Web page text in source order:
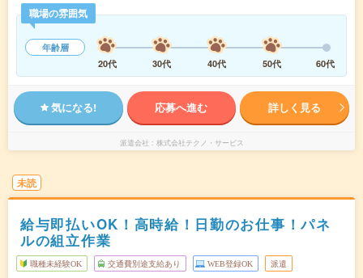
職場の雰囲気
年齢層
20代
30代 40代 50代 60代
気になる! 応募へ進む 詳しく見る
派遣会社 株式会社テクノ・サービス
未読
給与即払いOK！高時給！日勤のお仕事！パネ
ルの組立作業
職種未経験OK 交通費別途支給あり WEB登録OK 派遣